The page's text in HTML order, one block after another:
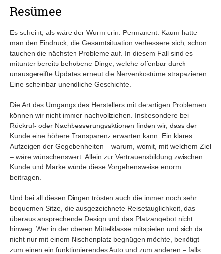
Resümee
Es scheint, als wäre der Wurm drin. Permanent. Kaum hatte
man den Eindruck, die Gesamtsituation verbessere sich, schon
tauchen die nächsten Probleme auf. In diesem Fall sind es
mitunter bereits behobene Dinge, welche offenbar durch
unausgereifte Updates erneut die Nervenkostüme strapazieren.
Eine scheinbar unendliche Geschichte.
Die Art des Umgangs des Herstellers mit derartigen Problemen
können wir nicht immer nachvollziehen. Insbesondere bei
Rückruf- oder Nachbesserungsaktionen finden wir, dass der
Kunde eine höhere Transparenz erwarten kann. Ein klares
Aufzeigen der Gegebenheiten – warum, womit, mit welchem Ziel
– wäre wünschenswert. Allein zur Vertrauensbildung zwischen
Kunde und Marke würde diese Vorgehensweise enorm
beitragen.
Und bei all diesen Dingen trösten auch die immer noch sehr
bequemen Sitze, die ausgezeichnete Reisetauglichkeit, das
überaus ansprechende Design und das Platzangebot nicht
hinweg. Wer in der oberen Mittelklasse mitspielen und sich da
nicht nur mit einem Nischenplatz begnügen möchte, benötigt
zum einen ein funktionierendes Auto und zum anderen – falls